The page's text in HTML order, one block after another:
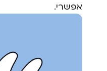
אפשרי.